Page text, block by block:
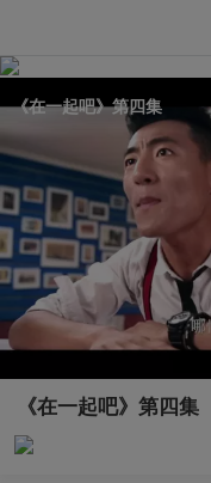
《在一起吧》第四集
《在一起吧》第四集